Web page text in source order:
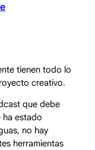
tienen todo lo
creativo.
que debe
ha estado
no hay
herramientas